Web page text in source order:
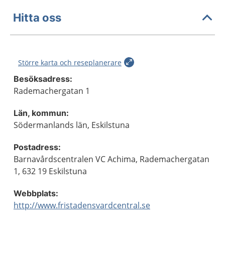
Hitta oss
Större karta och reseplanerare
Besöksadress:
Rademachergatan 1
Län, kommun:
Södermanlands län, Eskilstuna
Postadress:
Barnavårdscentralen VC Achima, Rademachergatan
1, 632 19 Eskilstuna
Webbplats:
http://www.fristadensvardcentral.se